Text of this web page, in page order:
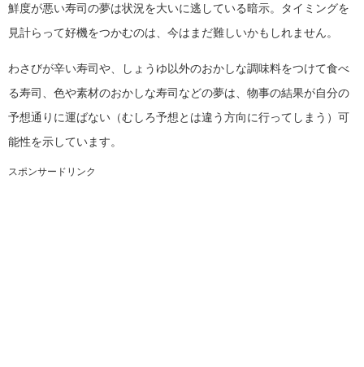
鮮度が悪い寿司の夢は状況を大いに逃している暗示。タイミングを
見計らって好機をつかむのは、今はまだ難しいかもしれません。
わさびが辛い寿司や、しょうゆ以外のおかしな調味料をつけて食べ
る寿司、色や素材のおかしな寿司などの夢は、物事の結果が自分の
予想通りに運ばない（むしろ予想とは違う方向に行ってしまう）可
能性を示しています。
スポンサードリンク